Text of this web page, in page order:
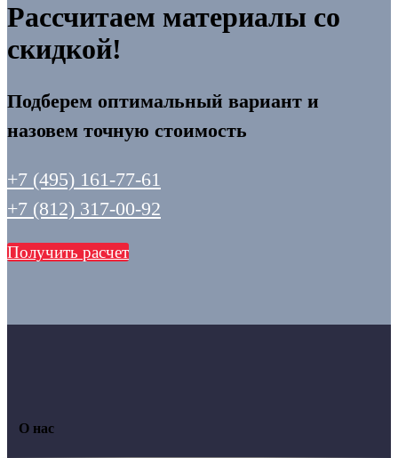
Рассчитаем материалы со
скидкой!
Подберем оптимальный вариант и
назовем точную стоимость
+7 (495) 161-77-61
+7 (812) 317-00-92
Получить расчет
О нас